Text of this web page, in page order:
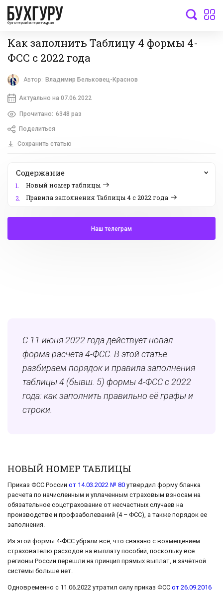
бухгалтерский интернет-журнал
Как заполнить Таблицу 4 формы 4-
ФСС с 2022 года
Автор: Владимир Бельковец-Краснов
Актуально на 07.06.2022
Прочитано: 6348 раз
Поделиться
Сохранить статью
Содержание
1.
Новый номер таблицы
2.
Правила заполнения Таблицы 4 с 2022 года
Наш телеграм
С 11 июня 2022 года действует новая
форма расчёта 4-ФСС. В этой статье
разбираем порядок и правила заполнения
таблицы 4 (бывш. 5) формы 4-ФСС с 2022
года: как заполнить правильно её графы и
строки.
НОВЫЙ НОМЕР ТАБЛИЦЫ
Приказ ФСС России от 14.03.2022 № 80 утвердил форму бланка
расчета по начисленным и уплаченным страховым взносам на
обязательное соцстрахование от несчастных случаев на
производстве и профзаболеваний (4 – ФСС), а также порядок ее
заполнения.
Из этой формы 4-ФСС убрали всё, что связано с возмещением
страхователю расходов на выплату пособий, поскольку все
регионы России перешли на принцип прямых выплат, и зачётной
системы больше нет.
Одновременно с 11.06.2022 утратил силу приказ ФСС от 26.09.2016